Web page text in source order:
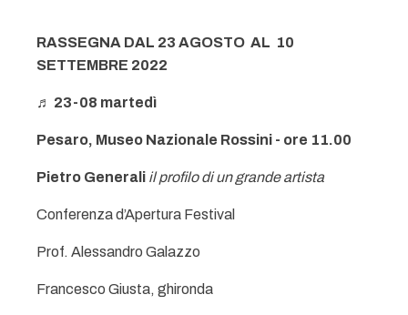
RASSEGNA DAL 23 AGOSTO AL 10
SETTEMBRE 2022
♬ 23-08 martedì
Pesaro, Museo Nazionale Rossini - ore 11.00
Pietro Generali il profilo di un grande artista
Conferenza d’Apertura Festival
Prof. Alessandro Galazzo
Francesco Giusta, ghironda